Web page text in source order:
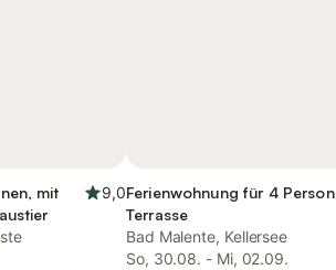
mit
9,0Ferienwohnung für 4
Terrasse
Bad Malente, Kellersee
So, 30.08. - Mi, 02.09.